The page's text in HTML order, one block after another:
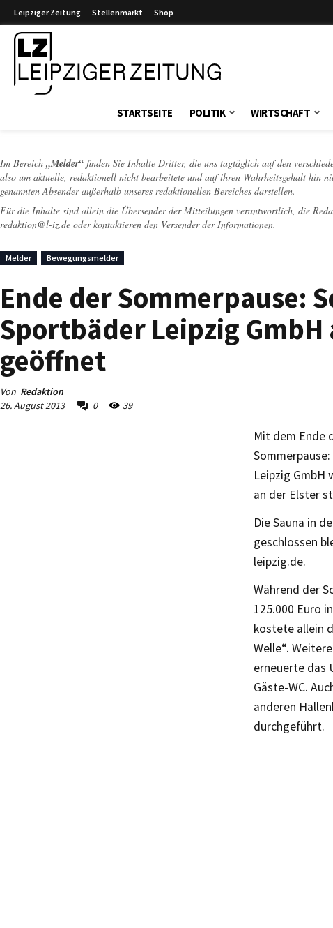
Leipziger Zeitung Stellenmarkt Shop
STARTSEITE POLITIK WIRTSCHAFT
Im Bereich „Melder“ finden Sie Inhalte Dritter, die uns tagtäglich auf den
also um aktuelle, redaktionell nicht bearbeitete und auf ihren Wahrheitsgehalt hin
genannten Absender außerhalb unseres redaktionellen Bereiches darstellen.
Für die Inhalte sind allein die Übersender der Mitteilungen verantwortlich, die
redaktion@l-iz.de oder kontaktieren den Versender der Informationen.
Melder Bewegungsmelder
Ende der Sommerpause:
Sportbäder Leipzig
geöffnet
Von Redaktion
26. August 2013
0 39
Mit dem Ende
Leipzig GmbH
an der Elster
Die Sauna in
geschlossen
leipzig.de.
Während der
125.000 Euro
kostete allein
Welle“.
erneuerte das
Gäste-WC.
anderen
durchgeführt.